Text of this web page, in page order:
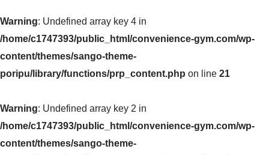
Warning: Undefined array key 4 in
/home/c1747393/public_html/convenience-gym.com/wp-
content/themes/sango-theme-
poripu/library/functions/prp_content.php on line 21
Warning: Undefined array key 2 in
/home/c1747393/public_html/convenience-gym.com/wp-
content/themes/sango-theme-